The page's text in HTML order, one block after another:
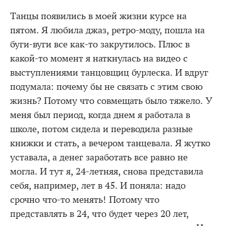
Танцы появились в моей жизни курсе на
пятом. Я любила джаз, ретро-моду, пошла на
буги-вуги все как-то закрутилось. Плюс в
какой-то момент я наткнулась на видео с
выступлениями танцовщиц бурлеска. И вдруг
подумала: почему бы не связать с этим свою
жизнь? Потому что совмещать было тяжело. У
меня был период, когда днем я работала в
школе, потом сидела и переводила разные
книжки и стать, а вечером танцевала. Я жутко
уставала, а денег заработать все равно не
могла. И тут я, 24-летняя, снова представила
себя, например, лет в 45. И поняла: надо
срочно что-то менять! Потому что
представлять в 24, что будет через 20 лет,